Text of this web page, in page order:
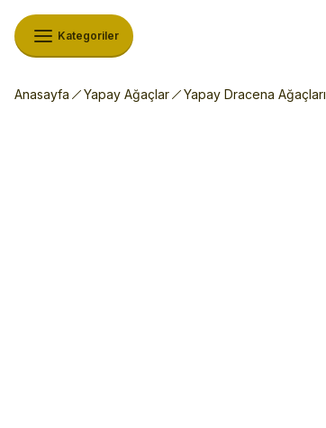
Kategoriler
Anasayfa Yapay Ağaçlar Yapay Dracena Ağaçları